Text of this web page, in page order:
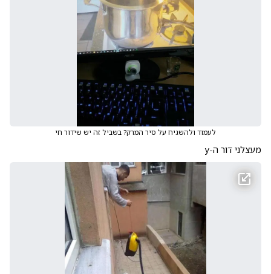
לעמוד ולהשגיח על סיר המרק? בשביל זה יש שידור חי
מעצלני דור ה-y